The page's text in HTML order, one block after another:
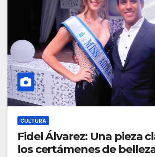
CULTURA
Fidel Álvarez: Una pieza
los certámenes de